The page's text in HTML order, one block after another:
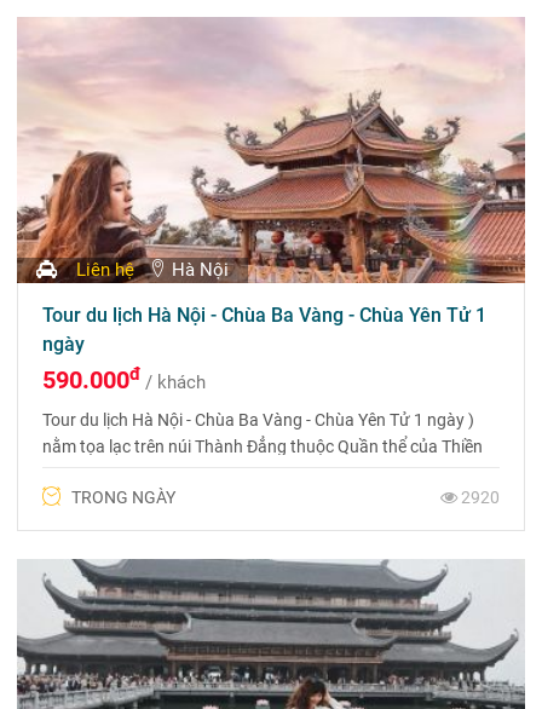
Liên hệ Hà Nội
Tour du lịch Hà Nội - Chùa Ba Vàng - Chùa Yên Tử 1
ngày
590.000đ / khách
Tour du lịch Hà Nội - Chùa Ba Vàng - Chùa Yên Tử 1 ngày )
nằm tọa lạc trên núi Thành Đẳng thuộc Quần thể của Thiền
của nước ta do Phật hoàng Trần Nhân Tông đắc pháp ý chỉ
thiền sáng lập
TRONG NGÀY 2920